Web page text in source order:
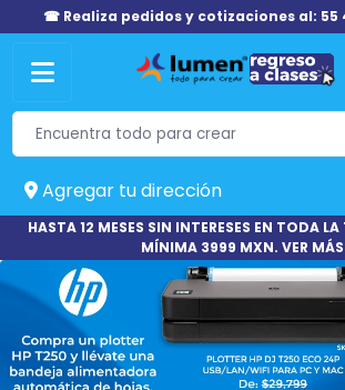
☎ Realiza pedidos y cotizaciones al: 55
Agregar tu dirección
HASTA 12 MESES SIN INTERESES EN TODA
MÍNIMA 3999 MXN. VER